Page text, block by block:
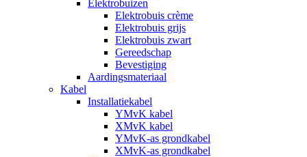
Elektrobuizen
Elektrobuis crème
Elektrobuis grijs
Elektrobuis zwart
Gereedschap
Bevestiging
Aardingsmateriaal
Kabel
Installatiekabel
YMvK kabel
XMvK kabel
YMvK-as grondkabel
XMvK-as grondkabel